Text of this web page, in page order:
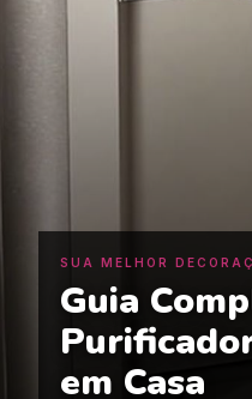
SUA MELHOR
Guia
em Casa